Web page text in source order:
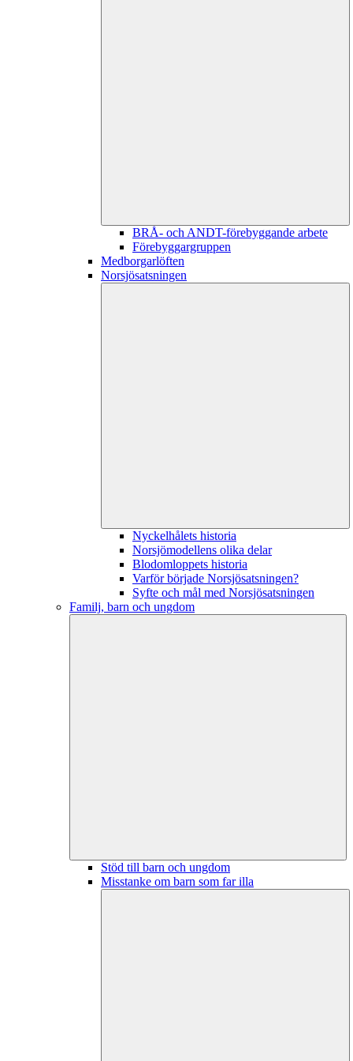
BRÅ- och ANDT-förebyggande arbete
Förebyggargruppen
Medborgarlöften
Norsjösatsningen
Nyckelhålets historia
Norsjömodellens olika delar
Blodomloppets historia
Varför började Norsjösatsningen?
Syfte och mål med Norsjösatsningen
Familj, barn och ungdom
Stöd till barn och ungdom
Misstanke om barn som far illa